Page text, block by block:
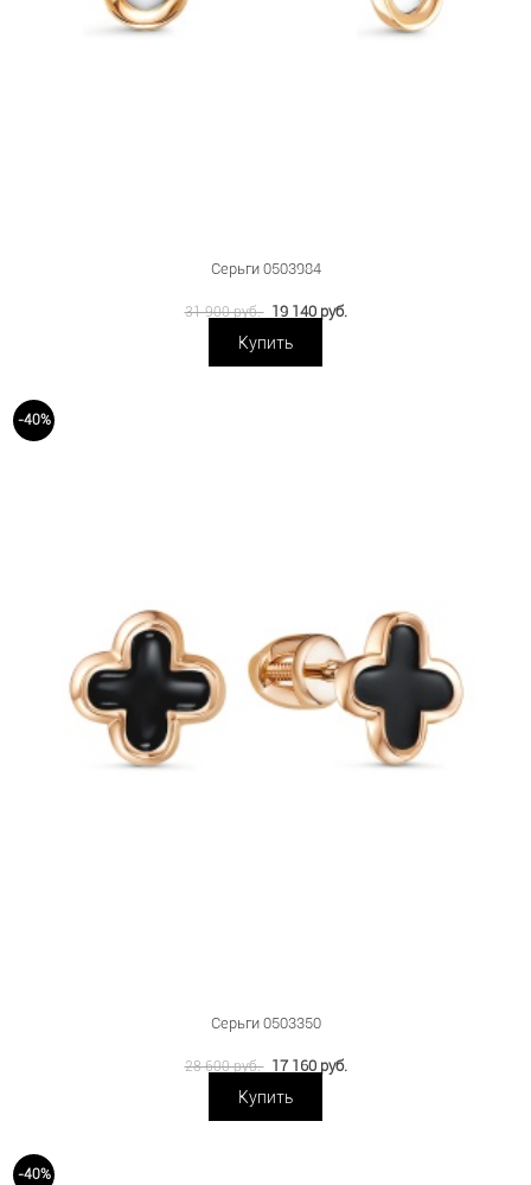
Серьги 0503984
31 900 руб. 19 140 руб.
Купить
-40%
Серьги 0503350
28 600 руб. 17 160 руб.
Купить
-40%